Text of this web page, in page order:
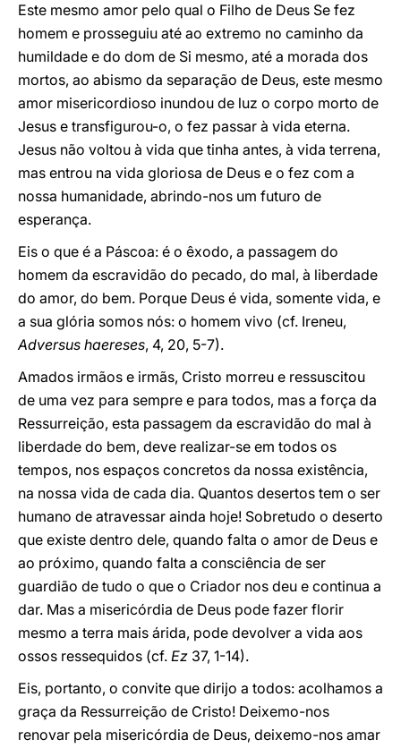
Este mesmo amor pelo qual o Filho de Deus Se fez
homem e prosseguiu até ao extremo no caminho da
humildade e do dom de Si mesmo, até a morada dos
mortos, ao abismo da separação de Deus, este mesmo
amor misericordioso inundou de luz o corpo morto de
Jesus e transfigurou-o, o fez passar à vida eterna.
Jesus não voltou à vida que tinha antes, à vida terrena,
mas entrou na vida gloriosa de Deus e o fez com a
nossa humanidade, abrindo-nos um futuro de
esperança.
Eis o que é a Páscoa: é o êxodo, a passagem do
homem da escravidão do pecado, do mal, à liberdade
do amor, do bem. Porque Deus é vida, somente vida, e
a sua glória somos nós: o homem vivo (cf. Ireneu,
Adversus haereses, 4, 20, 5-7).
Amados irmãos e irmãs, Cristo morreu e ressuscitou
de uma vez para sempre e para todos, mas a força da
Ressurreição, esta passagem da escravidão do mal à
liberdade do bem, deve realizar-se em todos os
tempos, nos espaços concretos da nossa existência,
na nossa vida de cada dia. Quantos desertos tem o ser
humano de atravessar ainda hoje! Sobretudo o deserto
que existe dentro dele, quando falta o amor de Deus e
ao próximo, quando falta a consciência de ser
guardião de tudo o que o Criador nos deu e continua a
dar. Mas a misericórdia de Deus pode fazer florir
mesmo a terra mais árida, pode devolver a vida aos
ossos ressequidos (cf. Ez 37, 1-14).
Eis, portanto, o convite que dirijo a todos: acolhamos a
graça da Ressurreição de Cristo! Deixemo-nos
renovar pela misericórdia de Deus, deixemo-nos amar